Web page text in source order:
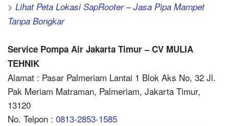
> Lihat Peta Lokasi SapRooter – Jasa Pipa Mampet
Tanpa Bongkar
Service Pompa Air Jakarta Timur – CV MULIA
TEHNIK
Alamat : Pasar Palmeriam Lantai 1 Blok Aks No, 32 Jl.
Pak Meriam Matraman, Palmeriam, Jakarta Timur,
13120
No. Telpon : 0813-2853-1585